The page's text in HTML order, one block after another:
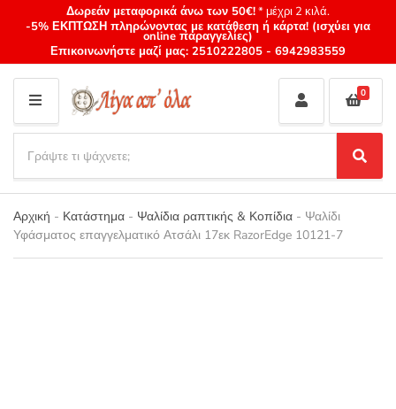
Δωρεάν μεταφορικά άνω των 50€!* μέχρι 2 κιλά.
-5% ΕΚΠΤΩΣΗ πληρώνοντας με κατάθεση ή κάρτα! (ισχύει για
online παραγγελίες)
Επικοινωνήστε μαζί μας: 2510222805 - 6942983559
M
E
N
U
Category
name
a
r
c
h
p
S
e
a
0
Αρχική - Κατάστημα - Ψαλίδια ραπτικής & Κοπίδια - Ψαλίδι
Υφάσματος επαγγελματικό Ατσάλι 17εκ RazorEdge 10121-7